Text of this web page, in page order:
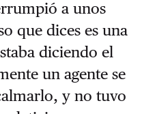
a unos
que dices es una
diciendo el
un agente se
y no tuvo